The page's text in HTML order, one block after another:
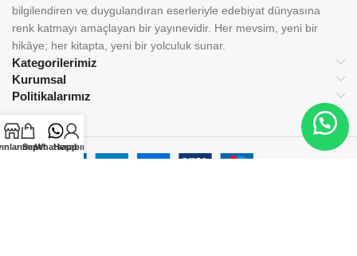
Kategorilerimiz
Kurumsal
Politikalarımız
bilgilendiren ve duygulandıran eserleriyle edebiyat dünyasına
renk katmayı amaçlayan bir yayınevidir. Her mevsim, yeni bir
hikâye; her kitapta, yeni bir yolculuk sunar.
SepetWhatsapp
Hesabım